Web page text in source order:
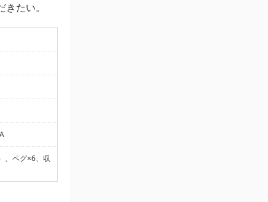
たい。
、ペグ×6、収